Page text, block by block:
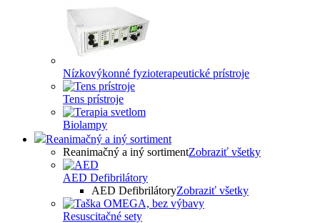
Nízkovýkonné fyzioterapeutické prístroje
Tens prístroje
Biolampy
Reanimačný a iný sortiment
Reanimačný a iný sortimentZobraziť všetky
AED Defibrilátory
AED DefibrilátoryZobraziť všetky
Resuscitačné sety